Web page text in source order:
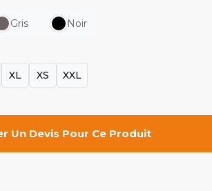
Gris Noir
XL XS XXL
Un Devis Pour Ce Produit